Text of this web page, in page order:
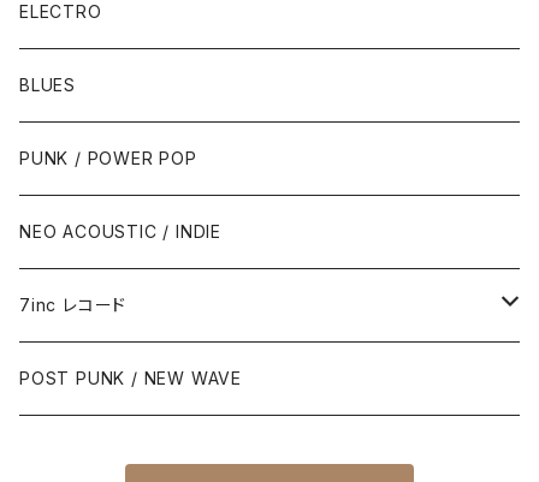
ELECTRO
BLUES
PUNK / POWER POP
NEO ACOUSTIC / INDIE
7inc レコード
PUNK / 2TONE
POST PUNK / NEW WAVE